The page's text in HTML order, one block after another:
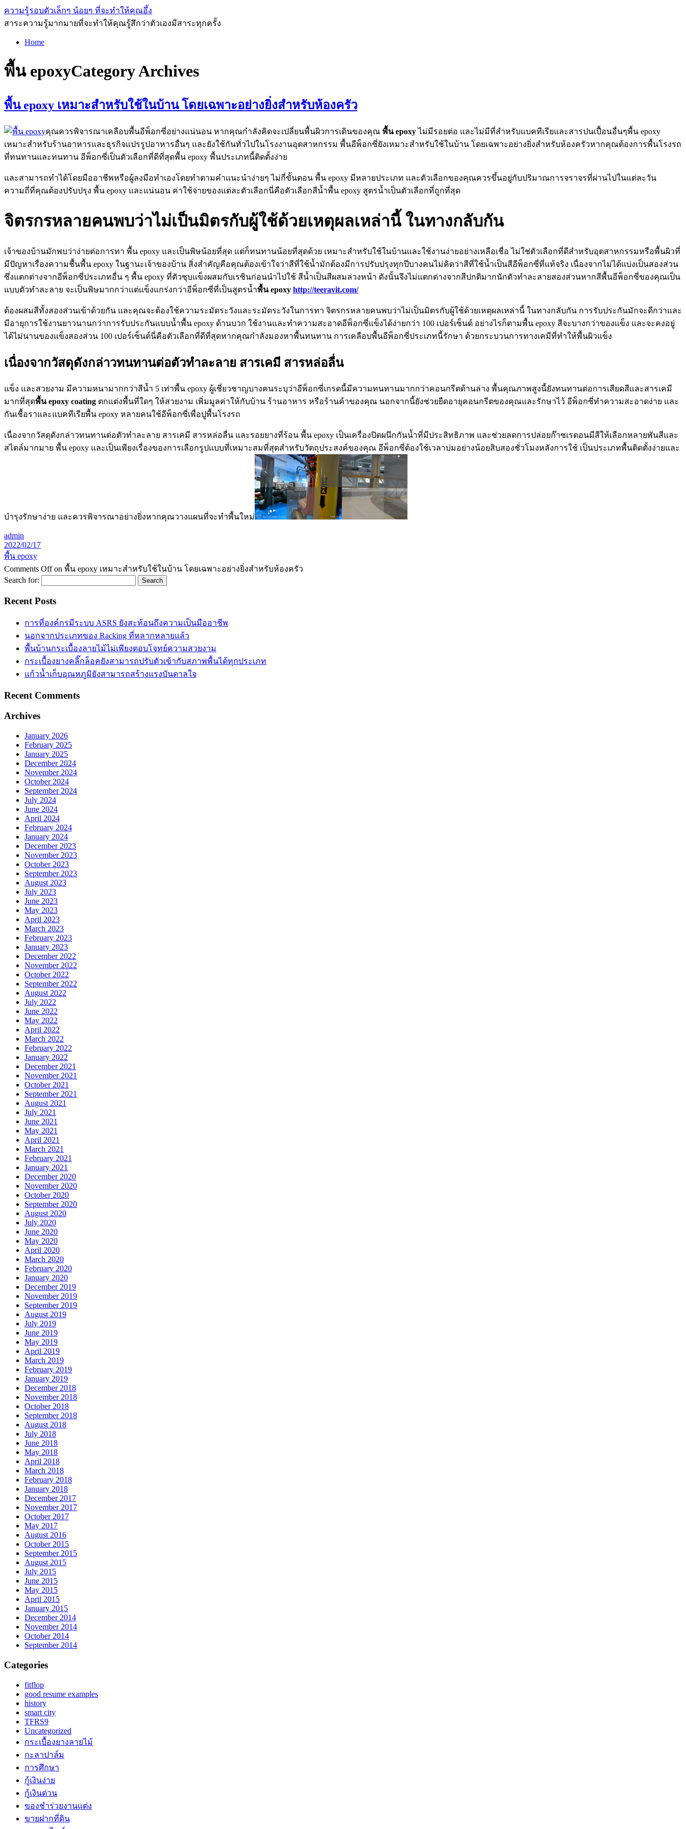
ความรู้รอบตัวเล็กๆ น้อยๆ ที่จะทำให้คุณอึ้ง
สาระความรู้มากมายที่จะทำให้คุณรู้สึกว่าตัวเองมีสาระทุกครั้ง
Home
พื้น epoxyCategory Archives
พื้น epoxy เหมาะสำหรับใช้ในบ้าน โดยเฉพาะอย่างยิ่งสำหรับห้องครัว
คุณควรพิจารณาเคลือบพื้นอีพ็อกซี่อย่างแน่นอน หากคุณกำลังคิดจะเปลี่ยนพื้นผิวการเดินของคุณ พื้นepoxyไม่มีรอยต่อ และไม่มีที่สำหรับแบคทีเรียและสารปนเปื้อนอื่นๆพื้น epoxy
เหมาะสำหรับร้านอาหารและธุรกิจแปรรูปอาหารอื่นๆ และยังใช้กันทั่วไปในโรงงานอุตสาหกรรม พื้นอีพ็อกซี่ยังเหมาะสำหรับใช้ในบ้าน โดยเฉพาะอย่างยิ่งสำหรับห้องครัวหากคุณต้องการพื้นโรงรถ
ที่ทนทานและทนทาน อีพ็อกซี่เป็นตัวเลือกที่ดีที่สุดพื้น epoxy พื้นประเภทนี้ติดตั้งง่าย
และสามารถทำได้โดยมืออาชีพหรือผู้ลงมือทำเองโดยทำตามคำแนะนำง่ายๆ ไม่กี่ขั้นตอน พื้น epoxy มีหลายประเภท และตัวเลือกของคุณควรขึ้นอยู่กับปริมาณการจราจรที่ผ่านไปในแต่ละวัน
ความถี่ที่คุณต้องปรับปรุง พื้น epoxy และแน่นอน ค่าใช้จ่ายของแต่ละตัวเลือกนี่คือตัวเลือกสีน้ำพื้น epoxy สูตรน้ำเป็นตัวเลือกที่ถูกที่สุด
จิตรกรหลายคนพบว่าไม่เป็นมิตรกับผู้ใช้ด้วยเหตุผลเหล่านี้ ในทางกลับกัน
เจ้าของบ้านมักพบว่าง่ายต่อการทา พื้น epoxy และเป็นพิษน้อยที่สุด แต่ก็ทนทานน้อยที่สุดด้วย เหมาะสำหรับใช้ในบ้านและใช้งานง่ายอย่างเหลือเชื่อ ไม่ใช่ตัวเลือกที่ดีสำหรับอุตสาหกรรมหรือพื้นผิวที่
มีปัญหาเรื่องความชื้นพื้น epoxy ในฐานะเจ้าของบ้าน สิ่งสำคัญคือคุณต้องเข้าใจว่าสีที่ใช้น้ำมักต้องมีการปรับปรุงทุกปีบางคนไม่คิดว่าสีที่ใช้น้ำเป็นสีอีพ็อกซี่ที่แท้จริง เนื่องจากไม่ได้แบ่งเป็นสองส่วน
ซึ่งแตกต่างจากอีพ็อกซี่ประเภทอื่น ๆ พื้น epoxy ที่ตัวชุบแข็งผสมกับเรซินก่อนนำไปใช้ สีน้ำเป็นสีผสมล่วงหน้า ดังนั้นจึงไม่แตกต่างจากสีปกติมากนักตัวทำละลายสองส่วนหากสีพื้นอีพ็อกซี่ของคุณเป็น
แบบตัวทำละลาย จะเป็นพิษมากกว่าแต่แข็งแกร่งกว่าอีพ็อกซี่ที่เป็นสูตรน้ำพื้นepoxy http://teeravit.com/
ต้องผสมสีทั้งสองส่วนเข้าด้วยกัน และคุณจะต้องใช้ความระมัดระวังและระมัดระวังในการทา จิตรกรหลายคนพบว่าไม่เป็นมิตรกับผู้ใช้ด้วยเหตุผลเหล่านี้ ในทางกลับกัน การรับประกันมักจะดีกว่าและ
มีอายุการใช้งานยาวนานกว่าการรับประกันแบบน้ำพื้น epoxy ด้านบวก ใช้งานและทำความสะอาดอีพ็อกซี่แข็งได้ง่ายกว่า 100 เปอร์เซ็นต์ อย่างไรก็ตามพื้น epoxy สีจะบางกว่าของแข็ง และจะคงอยู่
ได้ไม่นานของแข็งสองส่วน 100 เปอร์เซ็นต์นี่คือตัวเลือกที่ดีที่สุดหากคุณกำลังมองหาพื้นทนทาน การเคลือบพื้นอีพ็อกซี่ประเภทนี้รักษา ด้วยกระบวนการทางเคมีที่ทำให้พื้นผิวแข็ง
เนื่องจากวัสดุดังกล่าวทนทานต่อตัวทำละลาย สารเคมี สารหล่อลื่น
แข็ง และสวยงาม มีความหนามากกว่าสีน้ำ 5 เท่าพื้น epoxy ผู้เชี่ยวชาญบางคนระบุว่าอีพ็อกซี่เกรดนี้มีความทนทานมากกว่าคอนกรีตด้านล่าง พื้นคุณภาพสูงนี้ยังทนทานต่อการเสียดสีและสารเคมี
มากที่สุดพื้นepoxy coating ตกแต่งพื้นที่ใดๆ ให้สวยงาม เพิ่มมูลค่าให้กับบ้าน ร้านอาหาร หรือร้านค้าของคุณ นอกจากนี้ยังช่วยยืดอายุคอนกรีตของคุณและรักษาไว้ อีพ็อกซี่ทำความสะอาดง่าย และ
กันเชื้อราและแบคทีเรียพื้น epoxy หลายคนใช้อีพ็อกซี่เพื่อปูพื้นโรงรถ
เนื่องจากวัสดุดังกล่าวทนทานต่อตัวทำละลาย สารเคมี สารหล่อลื่น และรอยยางที่ร้อน พื้น epoxy เป็นเครื่องปิดผนึกกันน้ำที่มีประสิทธิภาพ และช่วยลดการปล่อยก๊าซเรดอนมีสีให้เลือกหลายพันสีและ
สไตล์มากมาย พื้น epoxy และเป็นเพียงเรื่องของการเลือกรูปแบบที่เหมาะสมที่สุดสำหรับวัตถุประสงค์ของคุณ อีพ็อกซี่ต้องใช้เวลาบ่มอย่างน้อยสิบสองชั่วโมงหลังการใช้ เป็นประเภทพื้นติดตั้งง่ายและ
บำรุงรักษาง่าย และควรพิจารณาอย่างยิ่งหากคุณวางแผนที่จะทำพื้นใหม่
admin
2022/02/17
พื้น epoxy
Comments Offon พื้น epoxy เหมาะสำหรับใช้ในบ้าน โดยเฉพาะอย่างยิ่งสำหรับห้องครัว
Search for:
Recent Posts
การที่องค์กรมีระบบ ASRS ยังสะท้อนถึงความเป็นมืออาชีพ
นอกจากประเภทของ Racking ที่หลากหลายแล้ว
พื้นบ้านกระเบื้องลายไม้ไม่เพียงตอบโจทย์ความสวยงาม
กระเบื้องยางคลิ๊กล็อคยังสามารถปรับตัวเข้ากับสภาพพื้นได้ทุกประเภท
แก้วน้ำเก็บอุณหภูมิยังสามารถสร้างแรงบันดาลใจ
Recent Comments
Archives
January 2026
February 2025
January 2025
December 2024
November 2024
October 2024
September 2024
July 2024
June 2024
April 2024
February 2024
January 2024
December 2023
November 2023
October 2023
September 2023
August 2023
July 2023
June 2023
May 2023
April 2023
March 2023
February 2023
January 2023
December 2022
November 2022
October 2022
September 2022
August 2022
July 2022
June 2022
May 2022
April 2022
March 2022
February 2022
January 2022
December 2021
November 2021
October 2021
September 2021
August 2021
July 2021
June 2021
May 2021
April 2021
March 2021
February 2021
January 2021
December 2020
November 2020
October 2020
September 2020
August 2020
July 2020
June 2020
May 2020
April 2020
March 2020
February 2020
January 2020
December 2019
November 2019
September 2019
August 2019
July 2019
June 2019
May 2019
April 2019
March 2019
February 2019
January 2019
December 2018
November 2018
October 2018
September 2018
August 2018
July 2018
June 2018
May 2018
April 2018
March 2018
February 2018
January 2018
December 2017
November 2017
October 2017
May 2017
August 2016
October 2015
September 2015
August 2015
July 2015
June 2015
May 2015
April 2015
January 2015
December 2014
November 2014
October 2014
September 2014
Categories
fitflop
good resume examples
history
smart city
TFRS9
Uncategorized
กระเบื้องยางลายไม้
กะลาปาล์ม
การศึกษา
กู้เงินง่าย
กู้เงินด่วน
ของชำร่วยงานแต่ง
ขายฝากที่ดิน